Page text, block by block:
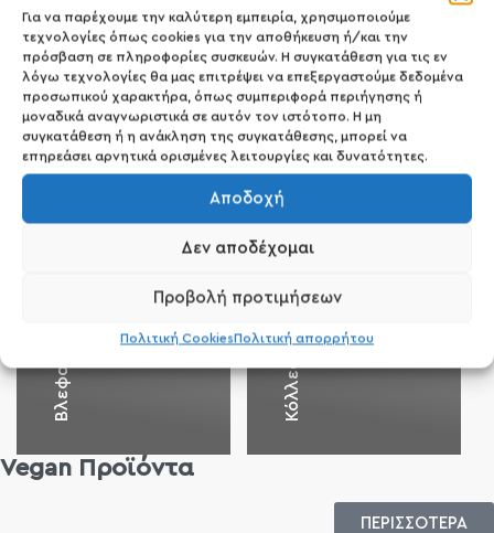
Για να παρέχουμε την καλύτερη εμπειρία, χρησιμοποιούμε
τεχνολογίες όπως cookies για την αποθήκευση ή/και την
πρόσβαση σε πληροφορίες συσκευών. Η συγκατάθεση για τις εν
λόγω τεχνολογίες θα μας επιτρέψει να επεξεργαστούμε δεδομένα
προσωπικού χαρακτήρα, όπως συμπεριφορά περιήγησης ή
μοναδικά αναγνωριστικά σε αυτόν τον ιστότοπο. Η μη
συγκατάθεση ή η ανάκληση της συγκατάθεσης, μπορεί να
επηρεάσει αρνητικά ορισμένες λειτουργίες και δυνατότητες.
Αποδοχή
Δεν αποδέχομαι
Προβολή προτιμήσεων
Πολιτική CookiesΠολιτική απορρήτου
Βλεφαρίδες Κόλλες για Βλεφαρίδες
Vegan Προϊόντα
ΠΕΡΙΣΣΟΤΕΡΑ